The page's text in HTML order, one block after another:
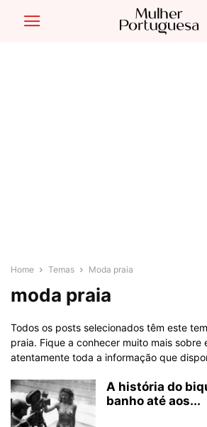
Home Temas Moda praia
moda praia
Todos os posts selecionados têm este
praia. Fique a conhecer muito mais sobre
atentamente toda a informação que
A história do
banho até aos...